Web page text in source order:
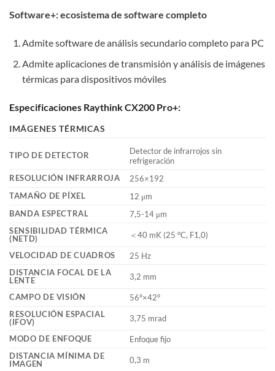
Software+: ecosistema de software completo
Admite software de análisis secundario completo para PC
Admite aplicaciones de transmisión y análisis de imágenes
térmicas para dispositivos móviles
Especificaciones Raythink CX200 Pro+:
IMÁGENES TÉRMICAS
TIPO DE DETECTOR
Detector de infrarrojos sin
refrigeración
RESOLUCIÓN INFRARROJA
256×192
TAMAÑO DE PÍXEL
12 μm
BANDA ESPECTRAL
7,5-14 μm
SENSIBILIDAD TÉRMICA
(NETD)
＜40 mK (25 °C, F1,0)
VELOCIDAD DE CUADROS
25 Hz
DISTANCIA FOCAL DE LA
LENTE
3,2 mm
CAMPO DE VISIÓN
56°×42°
RESOLUCIÓN ESPACIAL
(IFOV)
3,75 mrad
MODO DE ENFOQUE
Enfoque fijo
DISTANCIA MÍNIMA DE
IMAGEN
0,3 m